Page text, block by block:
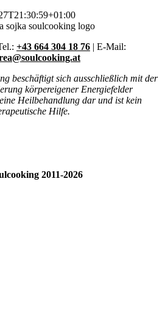
+43 664 304 18 76 | E-Mail:
beschäftigt sich ausschließlich mit der
körpereigener Energiefelder
Heilbehandlung dar und ist kein
Hilfe.
2011-2026